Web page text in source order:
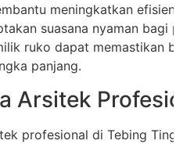
meningkatkan efisiensi
suasana nyaman bagi
ruko dapat memastikan
panjang.
Arsitek
profesional di Tebing